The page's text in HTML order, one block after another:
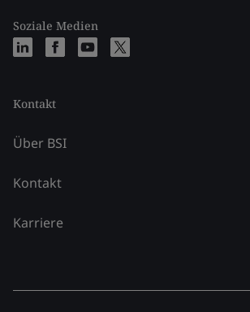
Soziale Medien
Kontakt
Über BSI
Kontakt
Karriere